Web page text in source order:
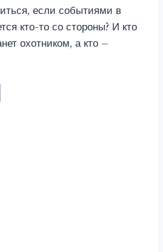
если событиями в
кто-то со стороны? И кто
охотником, а кто –